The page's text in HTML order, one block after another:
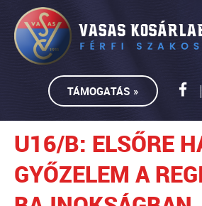
TÁMOGATÁS »
U16/B: ELSŐRE
GYŐZELEM A